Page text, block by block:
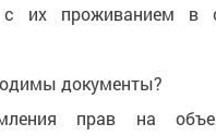
с их проживанием в
документы?
прав на